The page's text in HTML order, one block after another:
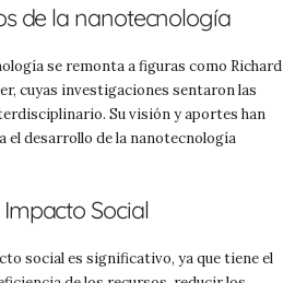
de la nanotecnología
se remonta a figuras como Richard
cuyas investigaciones sentaron las
Su visión y aportes han
el desarrollo de la nanotecnología
Social
social es significativo, ya que tiene el